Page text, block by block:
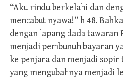
“Aku rindu berkelahi dan
mencabut nyawa!” h 48.
dengan lapang dada tawaran
menjadi pembunuh bayaran
ke penjara dan menjadi sopir
yang mengubahnya menjadi